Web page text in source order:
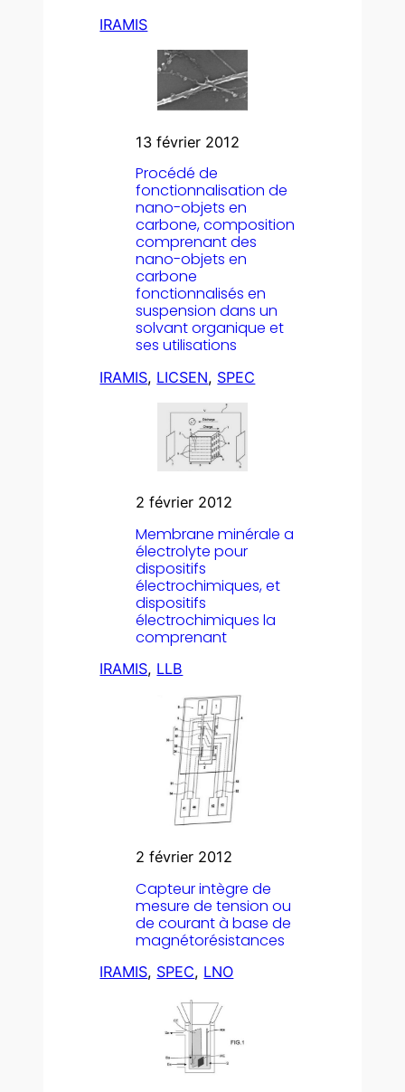
IRAMIS
13 février 2012
Procédé de
fonctionnalisation de
nano-objets en
carbone, composition
comprenant des
nano-objets en
carbone
fonctionnalisés en
suspension dans un
solvant organique et
ses utilisations
IRAMIS, LICSEN, SPEC
2 février 2012
Membrane minérale a
électrolyte pour
dispositifs
électrochimiques, et
dispositifs
électrochimiques la
comprenant
IRAMIS, LLB
2 février 2012
Capteur intègre de
mesure de tension ou
de courant à base de
magnétorésistances
IRAMIS, SPEC, LNO